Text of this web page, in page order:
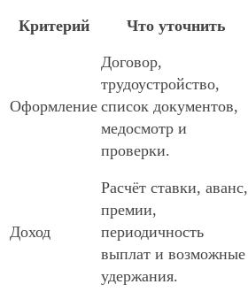
Критерий Что уточнить
Оформление
Договор,
трудоустройство,
список документов,
медосмотр и
проверки.
Доход
Расчёт ставки, аванс,
премии,
периодичность
выплат и возможные
удержания.